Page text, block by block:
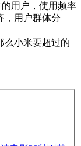
用户，使用频率
，用户群体分
么小米要超过的